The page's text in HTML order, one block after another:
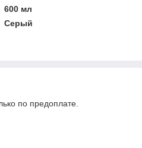
600 мл
Серый
по предоплате.